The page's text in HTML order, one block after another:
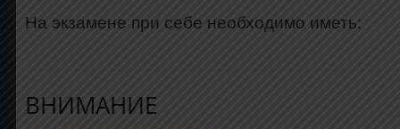
На экзамене при себе необходимо иметь:
ВНИМАНИЕ